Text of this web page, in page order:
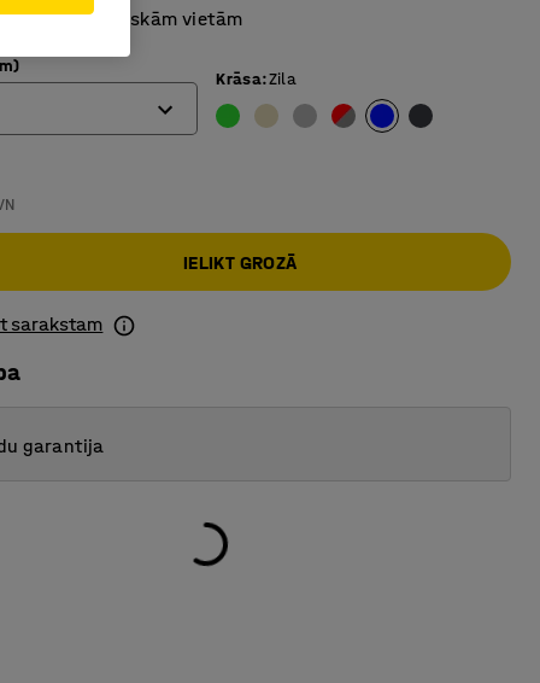
sabiedriskām vietām
Krāsa:Zila
IELIKT GROZĀ
sarakstam
garantija